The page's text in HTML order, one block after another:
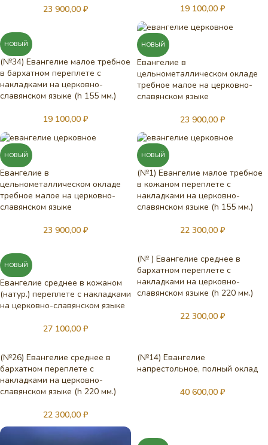
23 900,00 ₽ 19 100,00 ₽
НОВЫЙ
(№34) Евангелие малое требное
в бархатном переплете с
накладками на церковно-
славянском языке (h 155 мм.)
19 100,00 ₽
НОВЫЙ
Евангелие в
цельнометаллическом окладе
требное малое на церковно-
славянском языке
23 900,00 ₽
НОВЫЙ
Евангелие в
цельнометаллическом окладе
требное малое на церковно-
славянском языке
23 900,00 ₽
НОВЫЙ
(№1) Евангелие малое требное
в кожаном переплете с
накладками на церковно-
славянском языке (h 155 мм.)
22 300,00 ₽
НОВЫЙ
Евангелие среднее в кожаном
(натур.) переплете с накладками
на церковно-славянском языке
27 100,00 ₽
(№ ) Евангелие среднее в
бархатном переплете с
накладками на церковно-
славянском языке (h 220 мм.)
22 300,00 ₽
(№26) Евангелие среднее в
бархатном переплете с
накладками на церковно-
славянском языке (h 220 мм.)
22 300,00 ₽
(№14) Евангелие
напрестольное, полный оклад
40 600,00 ₽